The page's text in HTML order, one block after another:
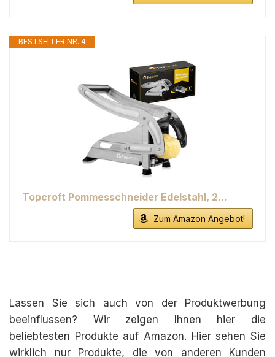
BESTSELLER NR. 4
Topcroft Pommesschneider Edelstahl, 2...
Zum Amazon Angebot!
Lassen Sie sich auch von der Produktwerbung
beeinflussen? Wir zeigen Ihnen hier die
beliebtesten Produkte auf Amazon. Hier sehen Sie
wirklich nur Produkte, die von anderen Kunden